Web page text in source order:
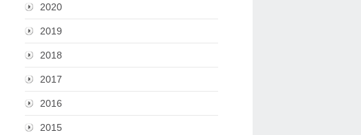
2020
2019
2018
2017
2016
2015